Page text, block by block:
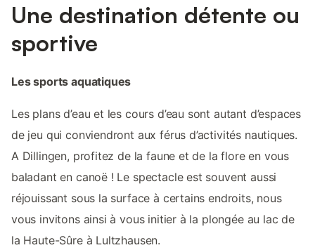
Une destination détente ou
sportive
Les sports aquatiques
Les plans d’eau et les cours d’eau sont autant d’espaces
de jeu qui conviendront aux férus d’activités nautiques.
A Dillingen, profitez de la faune et de la flore en vous
baladant en canoë ! Le spectacle est souvent aussi
réjouissant sous la surface à certains endroits, nous
vous invitons ainsi à vous initier à la plongée au lac de
la Haute-Sûre à Lultzhausen.